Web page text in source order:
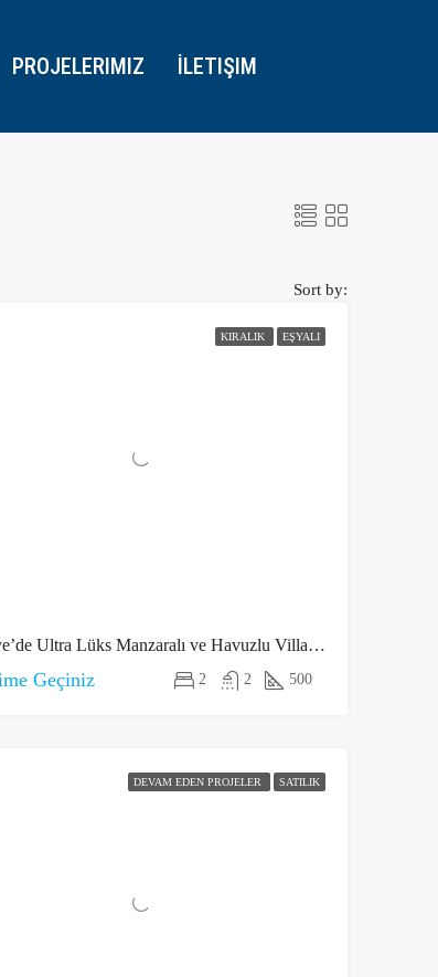
PROJELERIMIZ İLETIŞIM
Sort by:
KIRALIK EŞYALI
Fethiye’de Ultra Lüks Manzaralı ve Havuzlu Villalar 2
Geçiniz 2 2 500
DEVAM EDEN PROJELER SATILIK